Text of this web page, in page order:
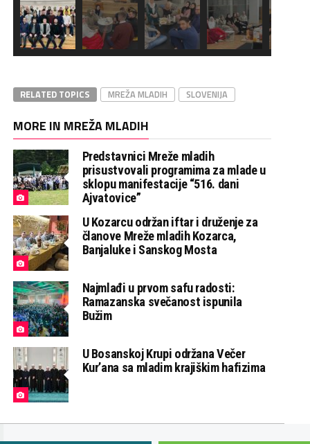
RELATED TOPICS MREŽA MLADIH SLOVENIJA
MORE IN MREŽA MLADIH
Predstavnici Mreže mladih
prisustvovali programima za mlade u
sklopu manifestacije “516. dani
Ajvatovice”
U Kozarcu održan iftar i druženje za
članove Mreže mladih Kozarca,
Banjaluke i Sanskog Mosta
Najmlađi u prvom safu radosti:
Ramazanska svečanost ispunila
Bužim
U Bosanskoj Krupi održana Večer
Kur’ana sa mladim krajiškim hafizima